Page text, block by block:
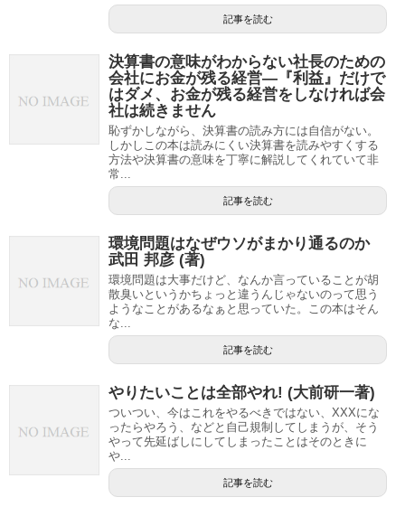
記事を読む
決算書の意味がわからない社長のための
会社にお金が残る経営—『利益』だけで
はダメ、お金が残る経営をしなければ会
社は続きません
恥ずかしながら、決算書の読み方には自信がない。
しかしこの本は読みにくい決算書を読みやすくする
方法や決算書の意味を丁寧に解説してくれていて非
常...
記事を読む
環境問題はなぜウソがまかり通るのか
武田 邦彦 (著)
環境問題は大事だけど、なんか言っていることが胡
散臭いというかちょっと違うんじゃないのって思う
ようなことがあるなぁと思っていた。この本はそん
な...
記事を読む
やりたいことは全部やれ! (大前研一著)
ついつい、今はこれをやるべきではない、XXXにな
ったらやろう、などと自己規制してしまうが、そう
やって先延ばしにしてしまったことはそのときに
や...
記事を読む